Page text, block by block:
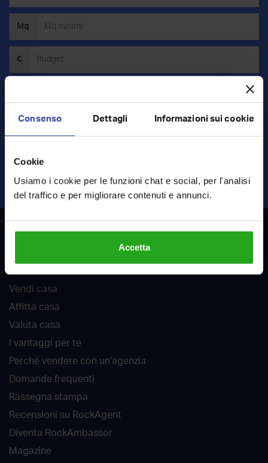
Consenso Dettagli Informazioni sui cookie
Cookie
Usiamo i cookie per le funzioni chat e social, per l'analisi
del traffico e per migliorare contenuti e annunci.
Accetta
Mq
€
Ho letto e accetto
Vendi casa
Affitta casa
Valuta casa
I vantaggi per te
Perché vendere con un'agenzia
Domande frequenti
Rassegna stampa
Recensioni su RockAgent
Diventa RockAmbassor
Magazine